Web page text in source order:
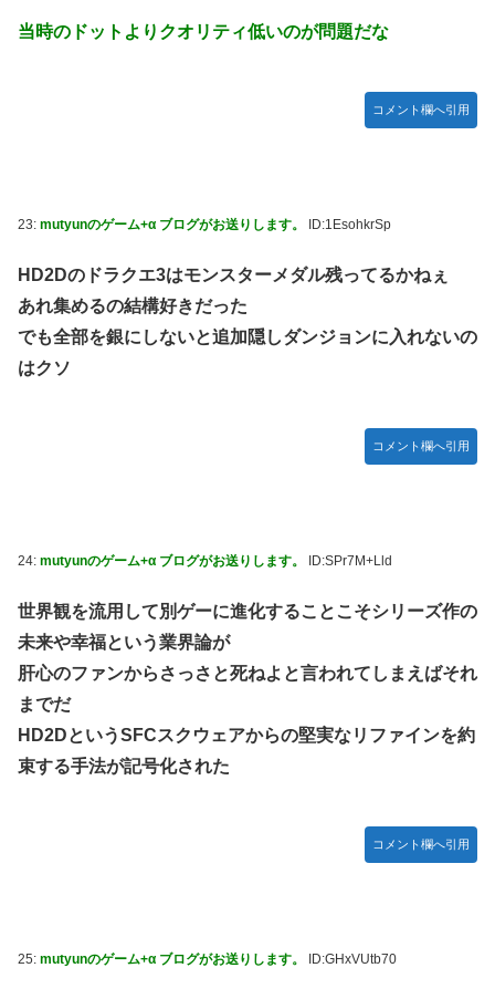
当時のドットよりクオリティ低いのが問題だな
コメント欄へ引用
23: mutyunのゲーム+α ブログがお送りします。 ID:1EsohkrSp
HD2Dのドラクエ3はモンスターメダル残ってるかねぇ
あれ集めるの結構好きだった
でも全部を銀にしないと追加隠しダンジョンに入れないの
はクソ
コメント欄へ引用
24: mutyunのゲーム+α ブログがお送りします。 ID:SPr7M+Lld
世界観を流用して別ゲーに進化することこそシリーズ作の
未来や幸福という業界論が
肝心のファンからさっさと死ねよと言われてしまえばそれ
までだ
HD2DというSFCスクウェアからの堅実なリファインを約
束する手法が記号化された
コメント欄へ引用
25: mutyunのゲーム+α ブログがお送りします。 ID:GHxVUtb70